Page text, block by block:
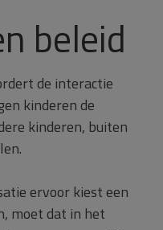
beleid
de interactie
kinderen de
kinderen, buiten
ervoor kiest een
moet dat in het